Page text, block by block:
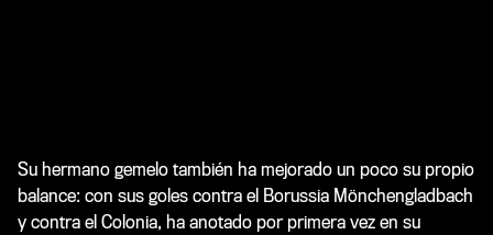
Su hermano gemelo también ha mejorado un poco su propio
balance: con sus goles contra el Borussia Mönchengladbach
y contra el Colonia, ha anotado por primera vez en su